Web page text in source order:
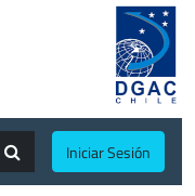
Iniciar Sesión